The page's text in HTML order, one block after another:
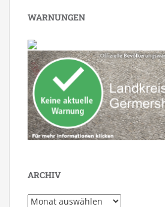
WARNUNGEN
ARCHIV
Archiv